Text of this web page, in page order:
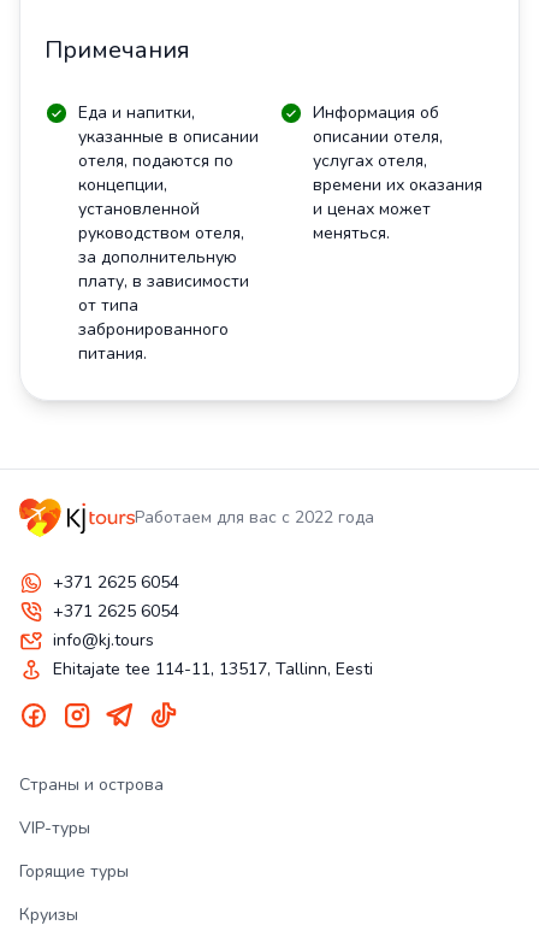
Примечания
Еда и напитки,
указанные в описании
отеля, подаются по
концепции,
установленной
руководством отеля,
за дополнительную
плату, в зависимости
от типа
забронированного
питания.
Информация об
описании отеля,
услугах отеля,
времени их оказания
и ценах может
меняться.
Работаем для вас с 2022 года
+371 2625 6054
+371 2625 6054
info@kj.tours
Ehitajate tee 114-11, 13517, Tallinn, Eesti
Страны и острова
VIP-туры
Горящие туры
Круизы